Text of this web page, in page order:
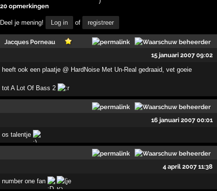
20 opmerkingen
Deel je mening! Log in of registreer
Jacques Porneau
15 januari 2007 09:02
heeft ook een plaatje @ HardNoise Met Un-Real gedraaid, vet goeie
tot A Lot Of Bass 2
16 januari 2007 00:01
os talentje
4 april 2007 11:38
number one fan je